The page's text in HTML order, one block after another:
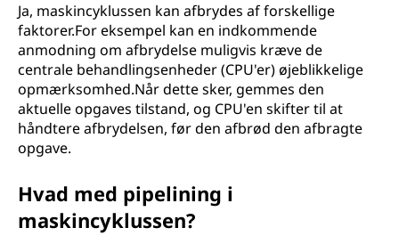
Ja, maskincyklussen kan afbrydes af forskellige
faktorer.For eksempel kan en indkommende
anmodning om afbrydelse muligvis kræve de
centrale behandlingsenheder (CPU'er) øjeblikkelige
opmærksomhed.Når dette sker, gemmes den
aktuelle opgaves tilstand, og CPU'en skifter til at
håndtere afbrydelsen, før den afbrød den afbragte
opgave.
Hvad med pipelining i
maskincyklussen?